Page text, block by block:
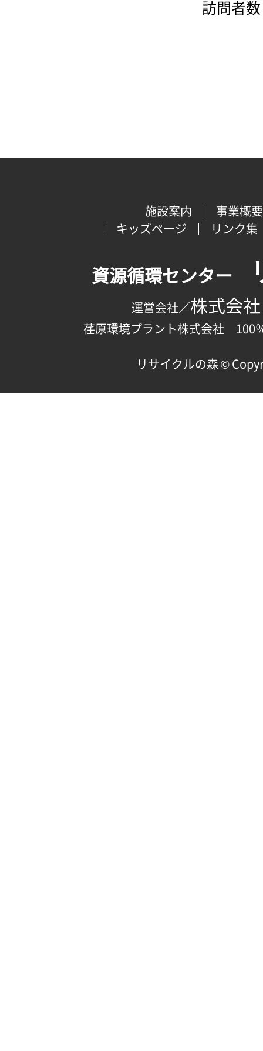
訪問者
施設案内
事業概要
キッズページ
リンク集
資源循環センター
運営会社／株式会
荏原環境プラント株式会社 100
リサイクルの森 ©